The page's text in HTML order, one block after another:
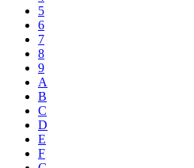
5
6
7
8
9
A
B
C
D
E
F